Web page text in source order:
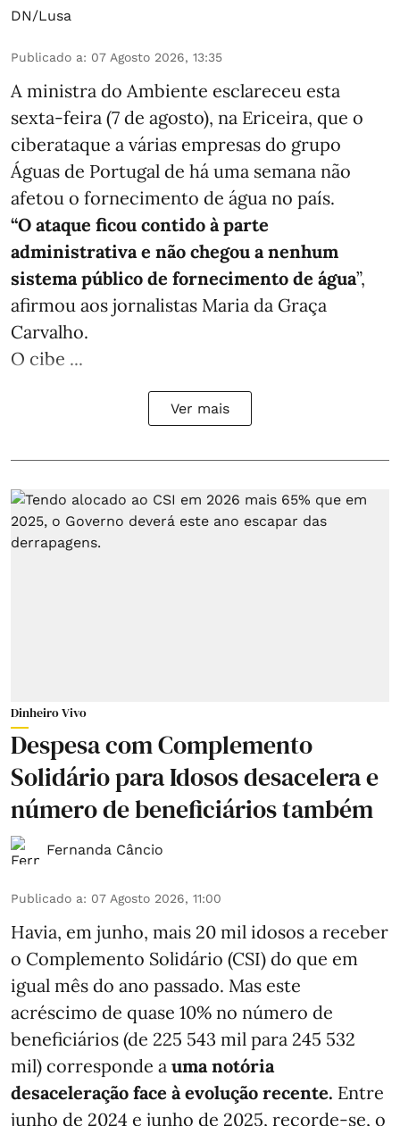
DN/Lusa
Publicado a: 07 Agosto 2026, 13:35
A ministra do Ambiente esclareceu esta
sexta-feira (7 de agosto), na Ericeira, que o
ciberataque a várias empresas do grupo
Águas de Portugal de há uma semana não
afetou o fornecimento de água no país.
“O ataque ficou contido à parte
administrativa e não chegou a nenhum
sistema público de fornecimento de água”,
afirmou aos jornalistas Maria da Graça
Carvalho.
O cibe ...
Ver mais
Dinheiro Vivo
Despesa com Complemento
Solidário para Idosos desacelera e
número de beneficiários também
Fernanda Câncio
Publicado a: 07 Agosto 2026, 11:00
Havia, em junho, mais 20 mil idosos a receber
o Complemento Solidário (CSI) do que em
igual mês do ano passado. Mas este
acréscimo de quase 10% no número de
beneficiários (de 225 543 mil para 245 532
mil) corresponde a uma notória
desaceleração face à evolução recente. Entre
junho de 2024 e junho de 2025, recorde-se, o